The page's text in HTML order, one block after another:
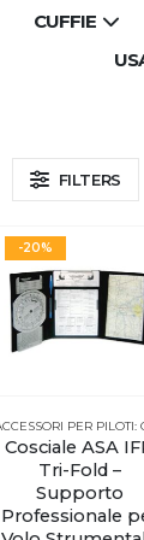
CUFFIE
FILTERS
-20%
Cosciale ASA
Tri-Fold –
Supporto
Professionale